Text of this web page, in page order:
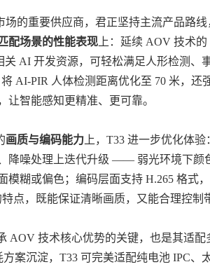
场的重要供应商，君正坚持主流产品路线
配场景的性能表现 上：延续 AOV 技术
关 AI 开发资源，可轻松满足人形检测、
AI-PIR 人体检测距离优化至 70 米，
让智能感知更精准、更可靠。
画质与编码能力 上， T33 进一步优化体验
降噪处理上迭代升级 —— 弱光环境下颜
模糊或偏色；编码层面支持 H.265 格式
特点，既能保证清晰画质，又能合理控
AOV 技术核心优势的关键，也是其适
方案沉淀，T33 可完美适配纯电池 IPC